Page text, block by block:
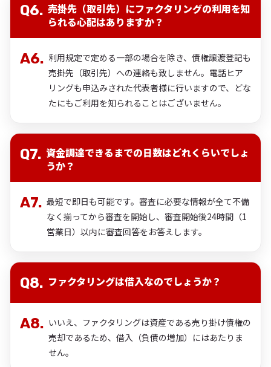
売掛先（取引先）にファクタリングの利用を知
られる心配はありますか？
利用規定で定める一部の場合を除き、債権譲渡登記も
売掛先（取引先）への連絡も致しません。電話ヒア
リングも申込みされた代表者様に行いますので、どな
たにもご利用を知られることはございません。
資金調達できるまでの日数はどれくらいでしょ
うか？
最短で即日も可能です。審査に必要な情報が全て不備
なく揃ってから審査を開始し、審査開始後24時間（1
営業日）以内に審査回答をお答えします。
ファクタリングは借入なのでしょうか？
いいえ、ファクタリングは資産である売り掛け債権の
売却であるため、借入（負債の増加）にはあたりま
せん。